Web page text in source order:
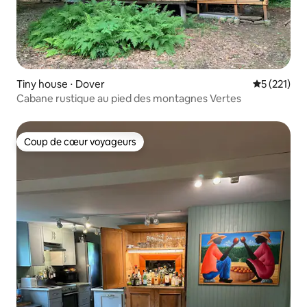
Tiny house ⋅ Dover Évaluation
5 (221)
Cabane rustique au pied des montagnes Vertes
Coup de cœur voyageurs
Coup de cœur voyageurs